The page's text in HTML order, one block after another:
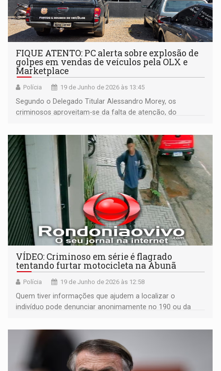
FIQUE ATENTO: PC alerta sobre explosão de
golpes em vendas de veículos pela OLX e
Marketplace
Polícia 19 de Junho de 2026 às 13:45
Segundo o Delegado Titular Alessandro Morey, os
criminosos aproveitam-se da falta de atenção, do
VÍDEO: Criminoso em série é flagrado
tentando furtar motocicleta na Abunã ​
Polícia 19 de Junho de 2026 às 12:58
Quem tiver informações que ajudem a localizar o
indivíduo pode denunciar anonimamente no 190 ou da